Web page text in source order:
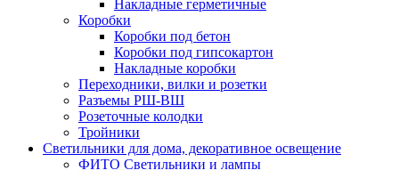
Накладные герметичные
Коробки
Коробки под бетон
Коробки под гипсокартон
Накладные коробки
Переходники, вилки и розетки
Разъемы РШ-ВШ
Розеточные колодки
Тройники
Светильники для дома, декоративное освещение
ФИТО Светильники и лампы